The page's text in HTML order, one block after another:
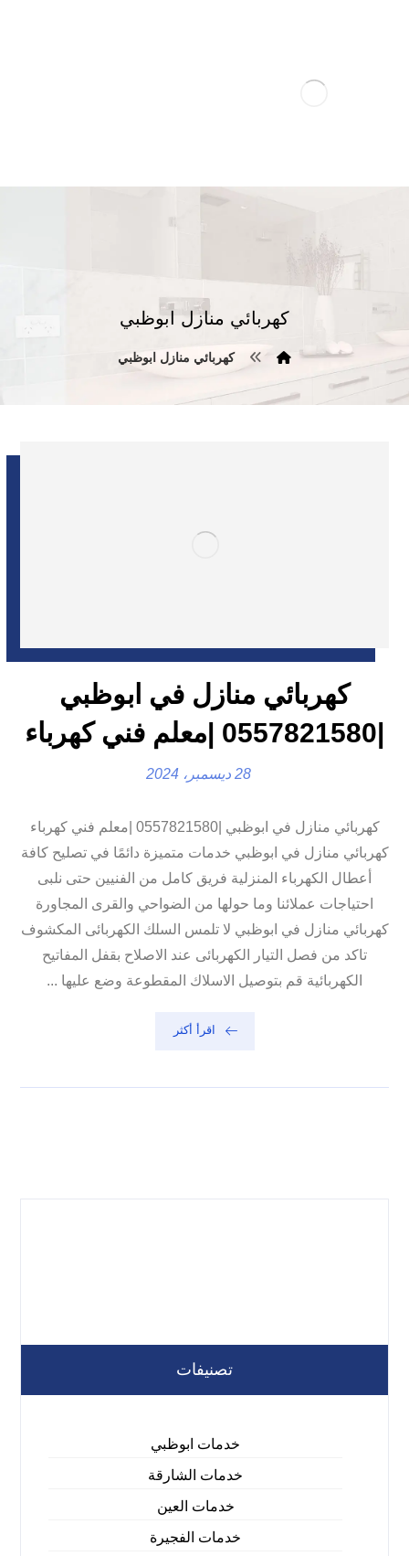
كهربائي منازل ابوظبي
كهربائي منازل ابوظبي
كهربائي منازل في ابوظبي
28 ديسمبر، 2024
كهربائي منازل في ابوظبي |0557821580 |معلم فني كهرباء
كهربائي منازل في ابوظبي خدمات متميزة دائمًا في تصليح كافة
أعطال الكهرباء المنزلية فريق كامل من الفنيين حتى نلبى
احتياجات عملائنا وما حولها من الضواحي والقرى المجاورة
كهربائي منازل في ابوظبي لا تلمس السلك الكهربائى المكشوف
تاكد من فصل التيار الكهربائى عند الاصلاح بقفل المفاتيح
الكهربائية قم بتوصيل الاسلاك المقطوعة وضع عليها ...
اقرأ أكثر
تصنيفات
خدمات ابوظبي
خدمات الشارقة
خدمات العين
خدمات الفجيرة